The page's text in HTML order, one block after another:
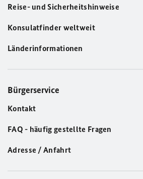
Reise- und Sicherheitshinweise
Konsulatfinder weltweit
Länderinformationen
Bürgerservice
Kontakt
FAQ - häufig gestellte Fragen
Adresse / Anfahrt